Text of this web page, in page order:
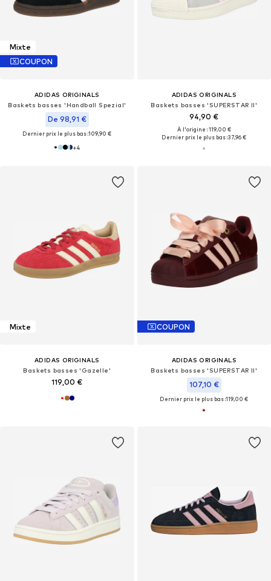
Mixte
COUPON
ADIDAS ORIGINALS
Baskets basses 'Handball Spezial'
De 98,91 €
Dernier prix le plus bas :109,90 €
+4
ADIDAS ORIGINALS
Baskets basses 'SUPERSTAR II'
94,90 €
À l'origine : 119,00 €
Dernier prix le plus bas :37,96 €
Mixte
ADIDAS ORIGINALS
Baskets basses 'Gazelle'
119,00 €
COUPON
ADIDAS ORIGINALS
Baskets basses 'SUPERSTAR II'
107,10 €
Dernier prix le plus bas :119,00 €